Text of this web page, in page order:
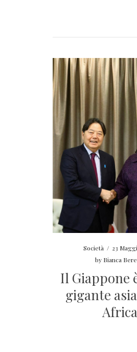
Società / 23
by Bianca
Il Giappone
gigante
Africa